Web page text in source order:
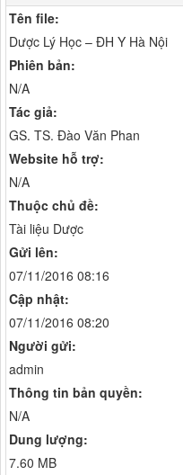
Tên file:
Dược Lý Học – ĐH Y Hà Nội
Phiên bản:
N/A
Tác giả:
GS. TS. Đào Văn Phan
Website hỗ trợ:
N/A
Thuộc chủ đề:
Tài liệu Dược
Gửi lên:
07/11/2016 08:16
Cập nhật:
07/11/2016 08:20
Người gửi:
admin
Thông tin bản quyền:
N/A
Dung lượng:
7.60 MB